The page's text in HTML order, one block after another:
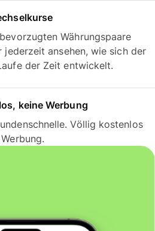
Währungspaare
jederzeit ansehen, wie sich der
der Zeit entwickelt.
keine Werbung
Völlig kostenlos